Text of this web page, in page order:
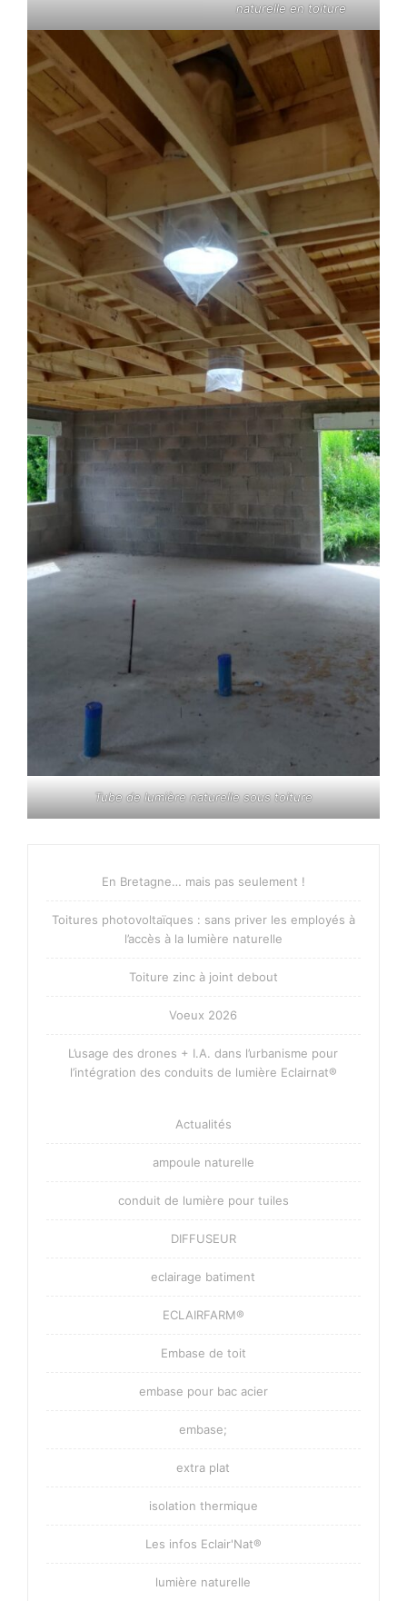
naturelle en toiture
Tube de lumière naturelle sous toiture
En Bretagne… mais pas seulement !
Toitures photovoltaïques : sans priver les employés à
l’accès à la lumière naturelle
Toiture zinc à joint debout
Voeux 2026
L’usage des drones + I.A. dans l’urbanisme pour
l’intégration des conduits de lumière Eclairnat®
Actualités
ampoule naturelle
conduit de lumière pour tuiles
DIFFUSEUR
eclairage batiment
ECLAIRFARM®
Embase de toit
embase pour bac acier
embase;
extra plat
isolation thermique
Les infos Eclair'Nat®
lumière naturelle